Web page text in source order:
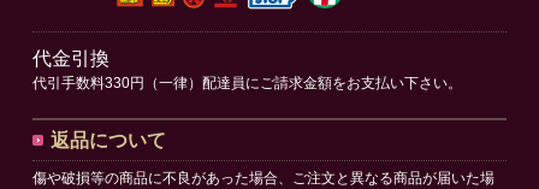
代金引換
代引手数料330円（一律）配達員にご請求金額をお支払い下さい。
返品について
傷や破損等の商品に不良があった場合、ご注文と異なる商品が届いた場